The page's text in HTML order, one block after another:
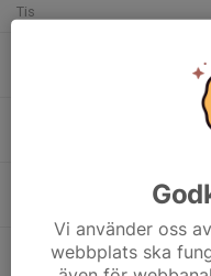
Tis
Organiserad
Styrelsemöte
Vi använder oss
webbplats ska